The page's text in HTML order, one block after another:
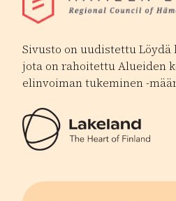
Sivusto on uudistettu Löydä
jota on rahoitettu Alueiden
elinvoiman tukeminen -